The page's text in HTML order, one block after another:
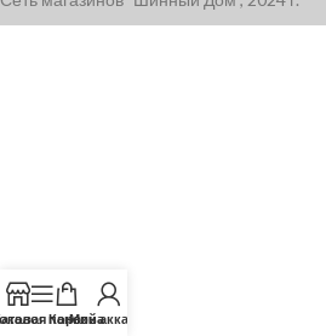
панель
Корзина
Мой аккаунт